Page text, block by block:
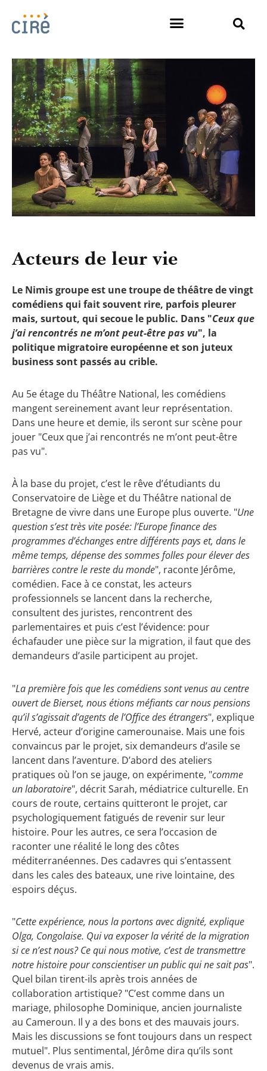
Acteurs de leur vie
Le Nimis groupe est une troupe de théâtre de vingt
comédiens qui fait souvent rire, parfois pleurer
mais, surtout, qui secoue le public. Dans "Ceux que
j’ai rencontrés ne m’ont peut-être pas vu", la
politique migratoire européenne et son juteux
business sont passés au crible.
Au 5e étage du Théâtre National, les comédiens
mangent sereinement avant leur représentation.
Dans une heure et demie, ils seront sur scène pour
jouer "Ceux que j’ai rencontrés ne m’ont peut-être
pas vu".
À la base du projet, c’est le rêve d’étudiants du
Conservatoire de Liège et du Théâtre national de
Bretagne de vivre dans une Europe plus ouverte. "Une
question s’est très vite posée: l’Europe finance des
programmes d’échanges entre différents pays et, dans le
même temps, dépense des sommes folles pour élever des
barrières contre le reste du monde", raconte Jérôme,
comédien. Face à ce constat, les acteurs
professionnels se lancent dans la recherche,
consultent des juristes, rencontrent des
parlementaires et puis c’est l’évidence: pour
échafauder une pièce sur la migration, il faut que des
demandeurs d’asile participent au projet.
"La première fois que les comédiens sont venus au centre
ouvert de Bierset, nous étions méfiants car nous pensions
qu’il s’agissait d’agents de l’Office des étrangers", explique
Hervé, acteur d’origine camerounaise. Mais une fois
convaincus par le projet, six demandeurs d’asile se
lancent dans l’aventure. D’abord des ateliers
pratiques où l’on se jauge, on expérimente, "comme
un laboratoire", décrit Sarah, médiatrice culturelle. En
cours de route, certains quitteront le projet, car
psychologiquement fatigués de revenir sur leur
histoire. Pour les autres, ce sera l’occasion de
raconter une réalité le long des côtes
méditerranéennes. Des cadavres qui s’entassent
dans les cales des bateaux, une rive lointaine, des
espoirs déçus.
"Cette expérience, nous la portons avec dignité, explique
Olga, Congolaise. Qui va exposer la vérité de la migration
si ce n’est nous? Ce qui nous motive, c’est de transmettre
notre histoire pour conscientiser un public qui ne sait pas".
Quel bilan tirent-ils après trois années de
collaboration artistique? "C’est comme dans un
mariage, philosophe Dominique, ancien journaliste
au Cameroun. Il y a des bons et des mauvais jours.
Mais les discussions se font toujours dans un respect
mutuel". Plus sentimental, Jérôme dira qu’ils sont
devenus de vrais amis.